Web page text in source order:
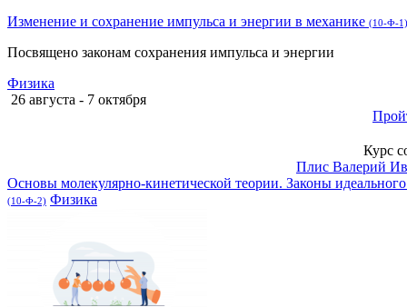
Изменение и сохранение импульса и энергии в механике (10-Ф-1)
Посвящено законам сохранения импульса и энергии
Физика
26 августа - 7 октября
Курс
Плис Валерий
Основы молекулярно-кинетической теории. Законы идеального
(10-Ф-2) Физика